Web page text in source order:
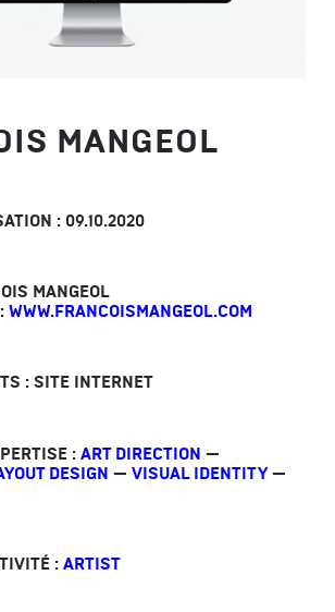
MANGEOL
: 09.10.2020
MANGEOL
WWW.FRANCOISMANGEOL.COM
: SITE INTERNET
:ART DIRECTION —
DESIGN — VISUAL IDENTITY—
:ARTIST